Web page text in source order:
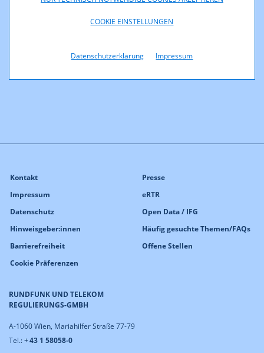
COOKIE EINSTELLUNGEN
Datenschutzerklärung Impressum
RUNDFUNK UND TELEKOM
REGULIERUNGS-GMBH
A-1060 Wien, Mariahilfer Straße 77-79
Tel.: +43 1 58058-0
Kontakt
Impressum
Datenschutz
Hinweisgeber:innen
Barrierefreiheit
Cookie Präferenzen
Presse
eRTR
Open Data / IFG
Häufig gesuchte Themen/FAQs
Offene Stellen